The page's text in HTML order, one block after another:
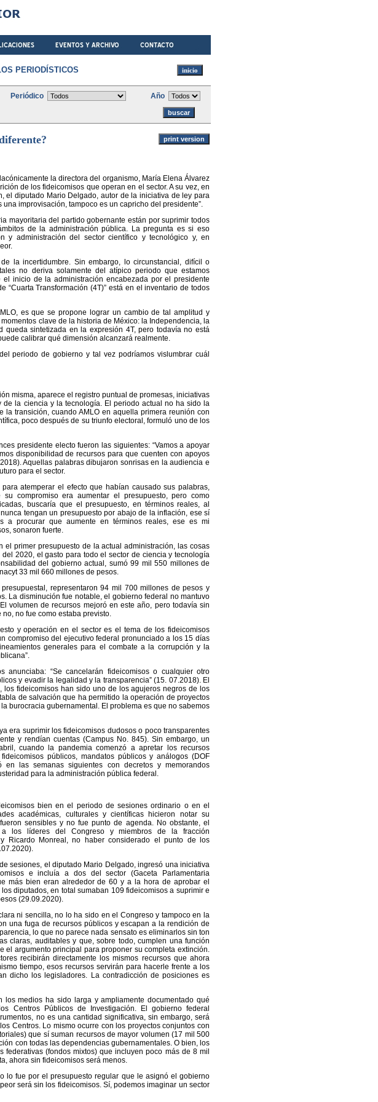
PERIODÍSTICOS
Periódico
Año
la directora del organismo, María Elena Álvarez
de los fideicomisos que operan en el sector. A su vez, en
el diputado Mario Delgado, autor de la iniciativa de ley para
improvisación, tampoco es un capricho del presidente”.
mayoritaria del partido gobernante están por suprimir todos
de la administración pública. La pregunta es si eso
y administración del sector científico y tecnológico y, en
la incertidumbre. Sin embargo, lo circunstancial, difícil o
no deriva solamente del atípico periodo que estamos
inicio de la administración encabezada por el presidente
“Cuarta Transformación (4T)” está en el inventario de todos
es que se propone lograr un cambio de tal amplitud y
clave de la historia de México: la Independencia, la
queda sintetizada en la expresión 4T, pero todavía no está
calibrar qué dimensión alcanzará realmente.
periodo de gobierno y tal vez podríamos vislumbrar cuál
misma, aparece el registro puntual de promesas, iniciativas
la ciencia y la tecnología. El periodo actual no ha sido la
la transición, cuando AMLO en aquella primera reunión con
poco después de su triunfo electoral, formuló uno de los
presidente electo fueron las siguientes: “Vamos a apoyar
disponibilidad de recursos para que cuenten con apoyos
Aquellas palabras dibujaron sonrisas en la audiencia e
para el sector.
atemperar el efecto que habían causado sus palabras,
compromiso era aumentar el presupuesto, pero como
buscaría que el presupuesto, en términos reales, al
tengan un presupuesto por abajo de la inflación, ese sí
a procurar que aumente en términos reales, ese es mi
sonaron fuerte.
primer presupuesto de la actual administración, las cosas
2020, el gasto para todo el sector de ciencia y tecnología
del gobierno actual, sumó 99 mil 550 millones de
33 mil 660 millones de pesos.
representaron 94 mil 700 millones de pesos y
La disminución fue notable, el gobierno federal no mantuvo
volumen de recursos mejoró en este año, pero todavía sin
no fue como estaba previsto.
y operación en el sector es el tema de los fideicomisos
compromiso del ejecutivo federal pronunciado a los 15 días
generales para el combate a la corrupción y la
“Se cancelarán fideicomisos o cualquier otro
y evadir la legalidad y la transparencia” (15. 07.2018). El
los fideicomisos han sido uno de los agujeros negros de los
de salvación que ha permitido la operación de proyectos
burocracia gubernamental. El problema es que no sabemos
era suprimir los fideicomisos dudosos o poco transparentes
y rendían cuentas (Campus No. 845). Sin embargo, un
cuando la pandemia comenzó a apretar los recursos
públicos, mandatos públicos y análogos (DOF
las semanas siguientes con decretos y memorandos
para la administración pública federal.
bien en el periodo de sesiones ordinario o en el
académicas, culturales y científicas hicieron notar su
sensibles y no fue punto de agenda. No obstante, el
a los líderes del Congreso y miembros de la fracción
Ricardo Monreal, no haber considerado el punto de los
sesiones, el diputado Mario Delgado, ingresó una iniciativa
e incluía a dos del sector (Gaceta Parlamentaria
más bien eran alrededor de 60 y a la hora de aprobar el
diputados, en total sumaban 109 fideicomisos a suprimir e
(29.09.2020).
ni sencilla, no lo ha sido en el Congreso y tampoco en la
una fuga de recursos públicos y escapan a la rendición de
lo que no parece nada sensato es eliminarlos sin ton
claras, auditables y que, sobre todo, cumplen una función
el argumento principal para proponer su completa extinción.
recibirán directamente los mismos recursos que ahora
tiempo, esos recursos servirán para hacerle frente a los
dicho los legisladores. La contradicción de posiciones es
medios ha sido larga y ampliamente documentado qué
Centros Públicos de Investigación. El gobierno federal
no es una cantidad significativa, sin embargo, será
Centros. Lo mismo ocurre con los proyectos conjuntos con
que sí suman recursos de mayor volumen (17 mil 500
con todas las dependencias gubernamentales. O bien, los
(fondos mixtos) que incluyen poco más de 8 mil
ahora sin fideicomisos será menos.
lo fue por el presupuesto regular que le asignó el gobierno
será sin los fideicomisos. Sí, podemos imaginar un sector